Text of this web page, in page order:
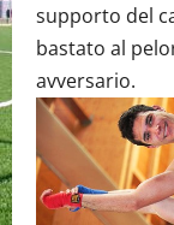
supporto del
bastato al
avversario.